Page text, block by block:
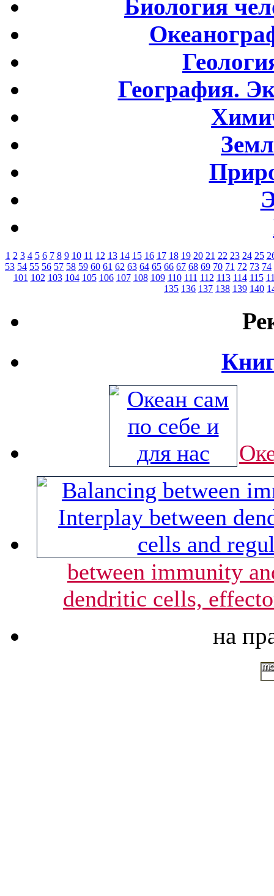
Биология
География.
1 2 3 4 5 6 7 8 9 10 11 12 13 14 15 16 17 18 19 20 21 22 23 24 25
53 54 55 56 57 58 59 60 61 62 63 64 65 66 67 68 69 70 71 72 73 74
101 102 103 104 105 106 107 108 109 110 111 112 113 114 115
135 136 137 138 139 140
between immunity
dendritic cells,
на